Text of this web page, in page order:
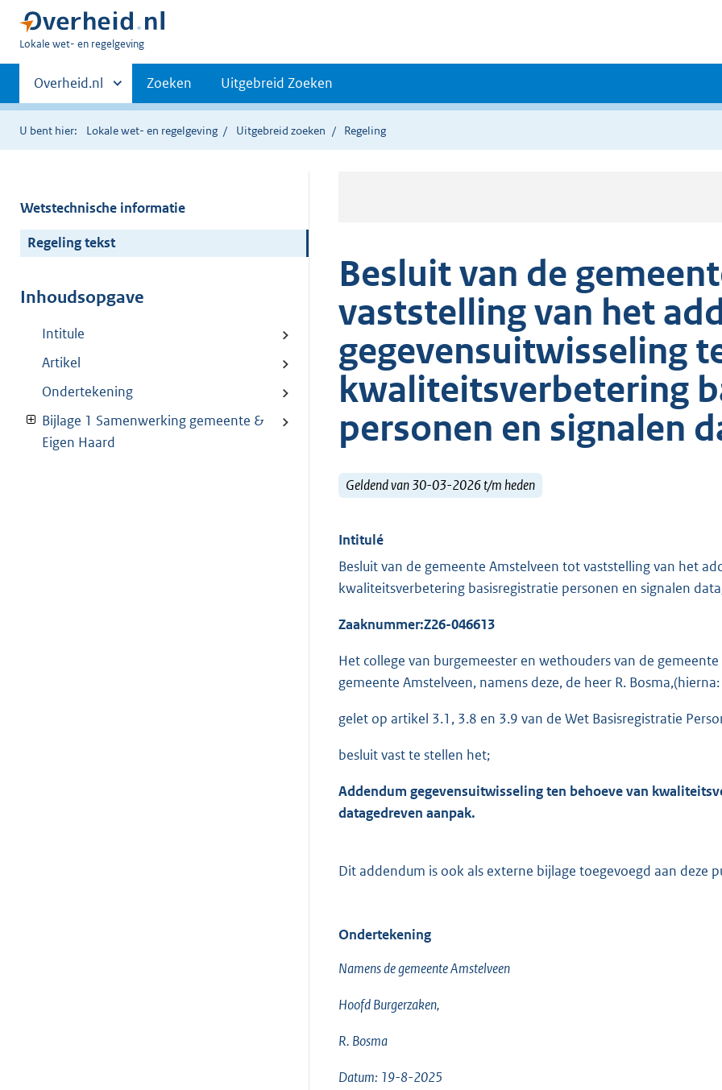
U
hier:
Lokale wet- en regelgeving
Primaire
navigatie
Andere
sites
binnen
Overheid.nl Zoeken Uitgebreid Zoeken
U bent hier: Lokale wet- en regelgeving Uitgebreid zoeken Regeling
Wetstechnische informatie
Regeling tekst
Inhoudsopgave
Intitule
Artikel
Ondertekening
Bijlage 1 Samenwerking gemeente &
Eigen Haard
Besluit van de
vaststelling van het
gegevensuitwisseling
kwaliteitsverbetering
personen en signalen
Geldend van 30-03-2026 t/m heden
Intitulé
Besluit van de gemeente Amstelveen tot vaststelling van het
kwaliteitsverbetering basisregistratie personen en signalen
Zaaknummer:Z26-046613
Het college van burgemeester en wethouders van de
gemeente Amstelveen, namens deze, de heer R.
gelet op artikel 3.1, 3.8 en 3.9 van de Wet Basisregistratie
besluit vast te stellen het;
Addendum gegevensuitwisseling ten behoeve van
datagedreven aanpak.
Dit addendum is ook als externe bijlage toegevoegd aan deze
Ondertekening
Namens de gemeente Amstelveen
Hoofd Burgerzaken,
R. Bosma
Datum: 19-8-2025